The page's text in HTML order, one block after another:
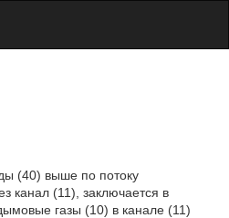
(40) выше по потоку
канал (11), заключается в
газы (10) в канале (11)